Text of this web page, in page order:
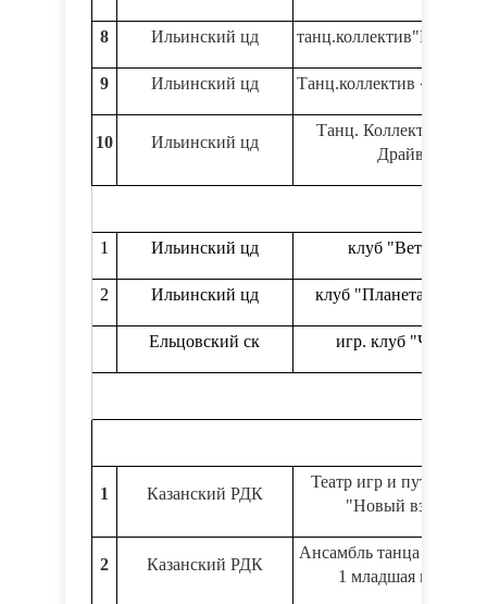
8 Ильинский цд
9 Ильинский цд Танц.коллектив
10 Ильинский цд
Танц. Коллектив
Драйв»
1 Ильинский цд клуб "Ветеран"
2 Ильинский цд клуб "Планета
Ельцовский ск игр. клуб "Чупсы"
1 Казанский РДК
Театр игр и
"Новый взгляд"
2 Казанский РДК
Ансамбль танца
1 младшая группа